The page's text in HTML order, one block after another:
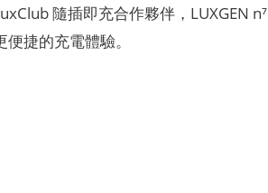
隨插即充合作夥伴，LUXGEN n⁷
捷的充電體驗。​